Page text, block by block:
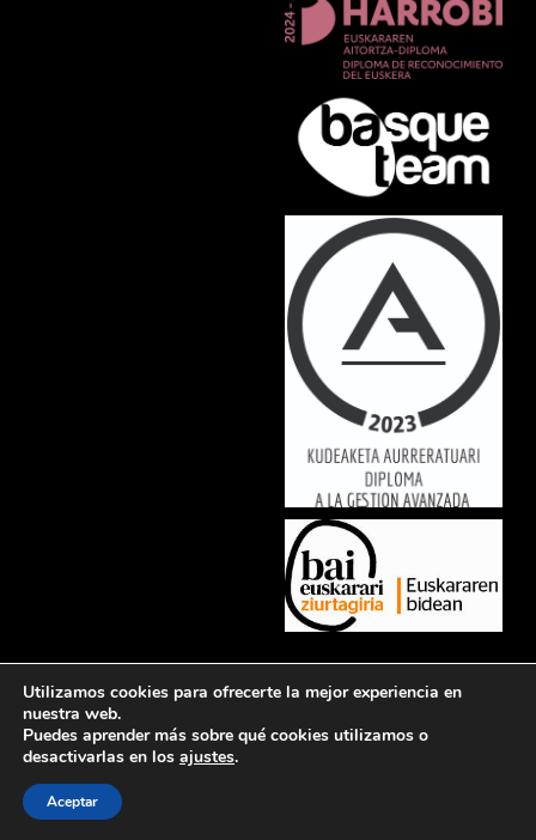
luctus nec ullamcorper mattis, pulvinar dapibus leo.
Política de privacidad
Utilizamos cookies para ofrecerte la mejor experiencia en
nuestra web.
Puedes aprender más sobre qué cookies utilizamos o
desactivarlas en los ajustes.
Aceptar